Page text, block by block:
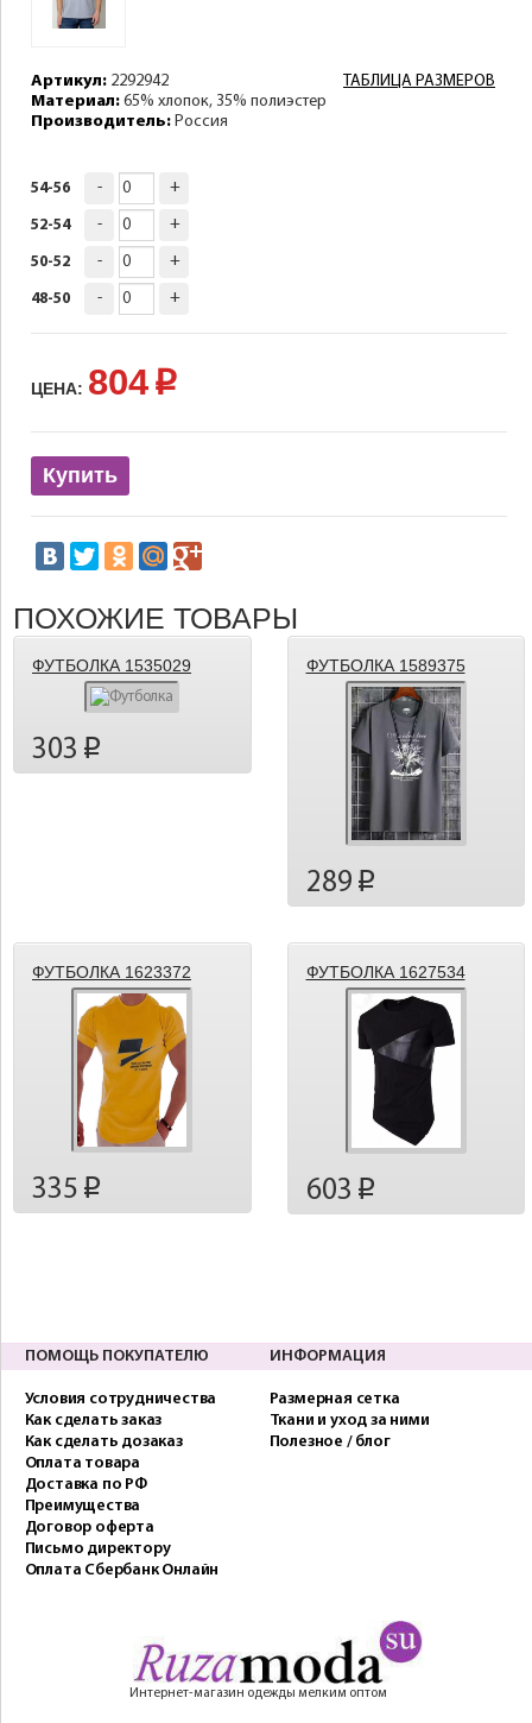
ТАБЛИЦА РАЗМЕРОВ
Артикул: 2292942
Материал: 65% хлопок, 35% полиэстер
Производитель: Россия
54-56 - +
52-54 - +
50-52 - +
48-50 - +
ЦЕНА: 804 p
Купить
ПОХОЖИЕ ТОВАРЫ
ФУТБОЛКА 1535029
303 p
ФУТБОЛКА 1589375
289 p
ФУТБОЛКА 1623372
335 p
ФУТБОЛКА 1627534
603 p
ПОМОЩЬ ПОКУПАТЕЛЮ
Условия сотрудничества
Как сделать заказ
Как сделать дозаказ
Оплата товара
Доставка по РФ
Преимущества
Договор оферта
Письмо директору
Оплата Сбербанк Онлайн
ИНФОРМАЦИЯ
Размерная сетка
Ткани и уход за ними
Полезное / блог
Интернет-магазин одежды мелким оптом